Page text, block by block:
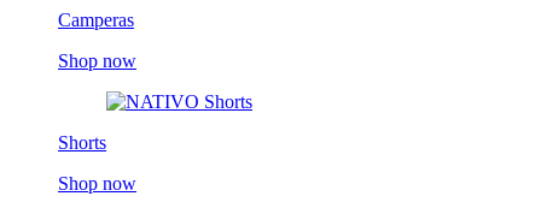
Camperas
Shop now
Shorts
Shop now